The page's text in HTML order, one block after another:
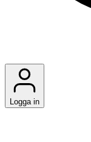
Logga in